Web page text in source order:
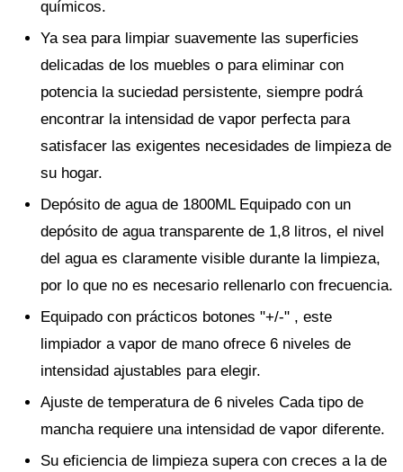
químicos.
Ya sea para limpiar suavemente las superficies
delicadas de los muebles o para eliminar con
potencia la suciedad persistente, siempre podrá
encontrar la intensidad de vapor perfecta para
satisfacer las exigentes necesidades de limpieza de
su hogar.
Depósito de agua de 1800ML Equipado con un
depósito de agua transparente de 1,8 litros, el nivel
del agua es claramente visible durante la limpieza,
por lo que no es necesario rellenarlo con frecuencia.
Equipado con prácticos botones "+/-" , este
limpiador a vapor de mano ofrece 6 niveles de
intensidad ajustables para elegir.
Ajuste de temperatura de 6 niveles Cada tipo de
mancha requiere una intensidad de vapor diferente.
Su eficiencia de limpieza supera con creces a la de